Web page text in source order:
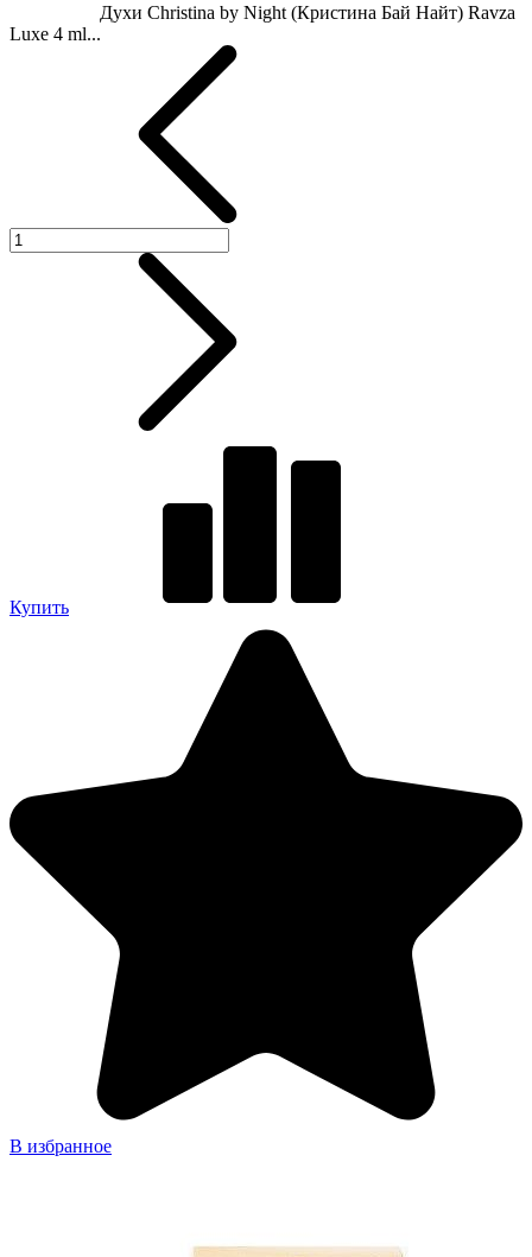
Духи Christina by Night (Кристина Бай Найт) Ravza
Luxe 4 ml...
Купить
В избранное